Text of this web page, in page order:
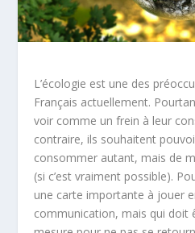
L’écologie est une des
Français actuellement.
voir comme un frein à leur
contraire, ils souhaitent
consommer autant, mais de
(si c’est vraiment possible).
une carte importante à jouer
communication, mais qui doit